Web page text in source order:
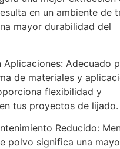
en un ambiente de
mayor durabilidad del
Aplicaciones: Adecuado
de materiales y
flexibilidad y
tus proyectos de lijado.
Reducido:
polvo significa una